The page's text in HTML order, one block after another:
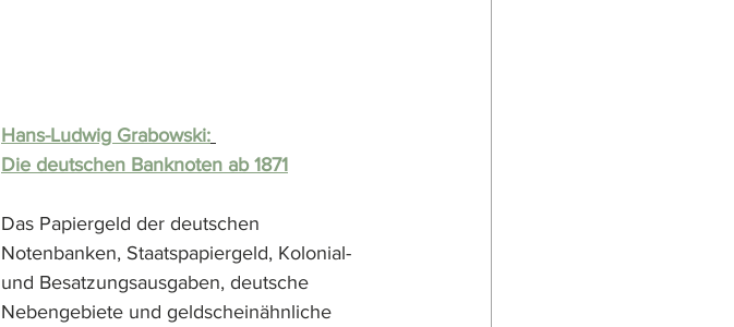
Hans-Ludwig Grabowski:
Die deutschen Banknoten ab 1871
Das Papiergeld der deutschen
Notenbanken, Staatspapiergeld, Kolonial-
und Besatzungsausgaben, deutsche
Nebengebiete und geldscheinähnliche